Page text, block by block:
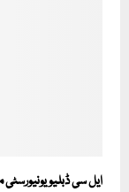
ایل سی ڈبلیو